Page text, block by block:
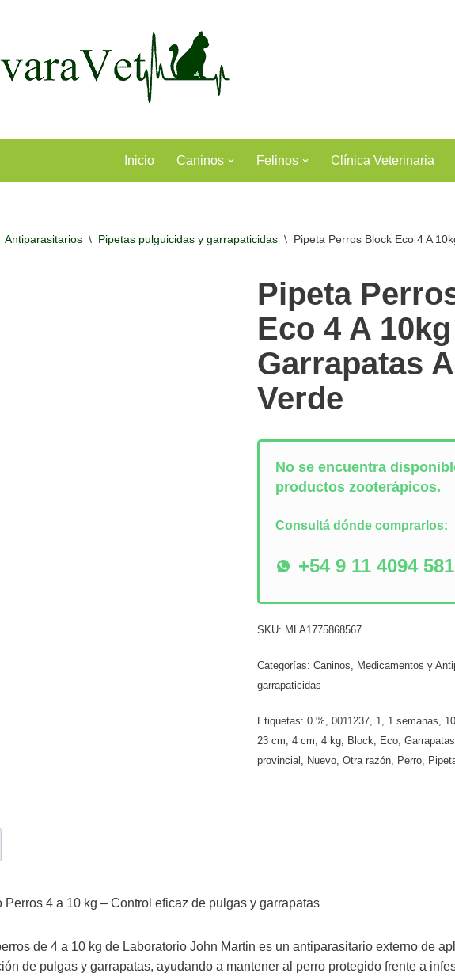
Inicio Caninos Felinos Clínica Veterinaria
Antiparasitarios \ Pipetas pulguicidas y garrapaticidas \ Pipeta Perros Block Eco 4 A
Pipeta
Eco 4 A
Garrapatas
Verde
No se encuentra
productos zooterápicos.
Consultá dónde comprarlos:
+54 9 11 4094
SKU: MLA1775868567
Categorías:Caninos, Medicamentos y
garrapaticidas
Etiquetas:0 %,0011237, 1, 1 semanas,
23 cm,4 cm,4 kg, Block, Eco,
provincial , Nuevo,Otra razón, Perro,
Perros 4 a 10 kg – Control eficaz de pulgas y garrapatas
de 4 a 10 kg de Laboratorio John Martin es un antiparasitario externo de
de pulgas y garrapatas, ayudando a mantener al perro protegido frente a